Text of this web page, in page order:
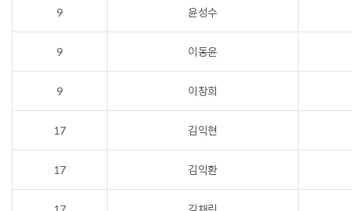
9 윤성수
9 이동윤
9 이창희
17 김익현
17 김익환